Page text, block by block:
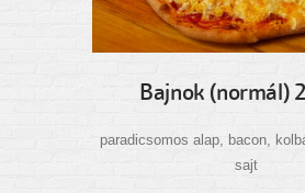
Bajnok (normál)
paradicsomos alap, bacon,
sajt